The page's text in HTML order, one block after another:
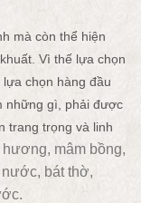
mà còn thể hiện
Vì thế lựa chọn
chọn hàng đầu
những gì, phải được
trang trọng và linh
mâm bồng,
bát thờ,